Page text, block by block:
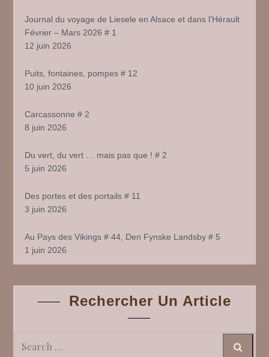
Journal du voyage de Liesele en Alsace et dans l’Hérault
Février – Mars 2026 # 1
12 juin 2026
Puits, fontaines, pompes # 12
10 juin 2026
Carcassonne # 2
8 juin 2026
Du vert, du vert … mais pas que ! # 2
5 juin 2026
Des portes et des portails # 11
3 juin 2026
Au Pays des Vikings # 44, Den Fynske Landsby # 5
1 juin 2026
Rechercher Un Article